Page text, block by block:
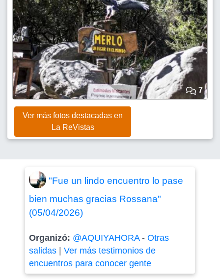
7
Ver más fotos destacadas en
La ReVistas
"Fue un lindo encuentro lo pase
bien muchas gracias Rossana"
(05/04/2026)
Organizó: @AQUIYAHORA- Otras
salidas| Ver más testimonios de
encuentros para conocer gente